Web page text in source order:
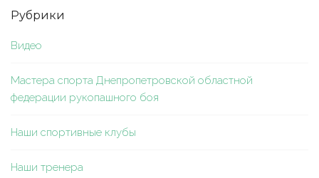
Рубрики
Видео
Мастера спорта Днепропетровской областной
федерации рукопашного боя
Наши спортивные клубы
Наши тренера